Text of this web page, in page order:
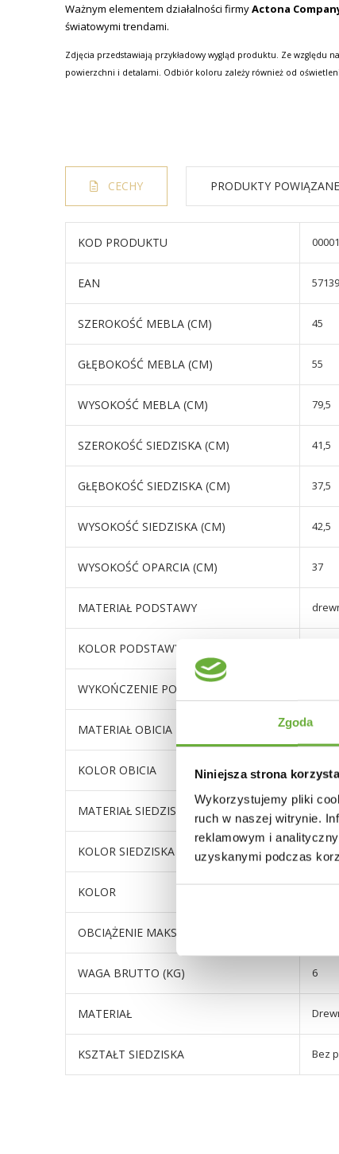
Zgoda
Niniejsza strona
Wykorzystujemy pliki
ruch w naszej witrynie.
reklamowym i
uzyskanymi podczas
Ważnym elementem działalności firmyActona
światowymi trendami.
Zdjęcia przedstawiają przykładowy wygląd produktu. Ze względu
powierzchni i detalami. Odbiór koloru zależy również od
CECHY PRODUKTY POWIĄZANE
KOD PRODUKTU
EAN
SZEROKOŚĆ MEBLA (CM) 45
GŁĘBOKOŚĆ MEBLA (CM) 55
WYSOKOŚĆ MEBLA (CM) 79,5
SZEROKOŚĆ SIEDZISKA (CM) 41,5
GŁĘBOKOŚĆ SIEDZISKA (CM) 37,5
WYSOKOŚĆ SIEDZISKA (CM) 42,5
WYSOKOŚĆ OPARCIA (CM) 37
MATERIAŁ PODSTAWY
KOLOR PODSTAWY
WYKOŃCZENIE PODSTAWY
MATERIAŁ OBICIA płyta
KOLOR OBICIA
MATERIAŁ SIEDZISKA płyta
KOLOR SIEDZISKA
KOLOR
OBCIĄŻENIE MAKSYMALNE (KG)
WAGA BRUTTO (KG) 6
MATERIAŁ
KSZTAŁT SIEDZISKA Bez